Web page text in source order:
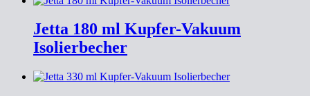
Jetta 180 ml Kupfer-Vakuum
Isolierbecher